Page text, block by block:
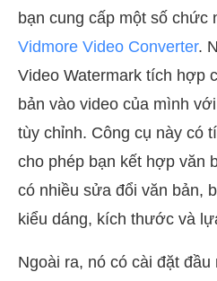
bạn cung cấp một số chức
Vidmore Video Converter.
Video Watermark tích hợp
bản vào video của mình
tùy chỉnh. Công cụ này có
cho phép bạn kết hợp văn
có nhiều sửa đổi văn bản,
kiểu dáng, kích thước và
Ngoài ra, nó có cài đặt